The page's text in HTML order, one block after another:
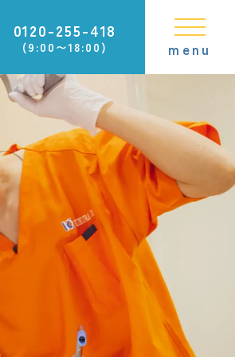
0120-255-418
(9:00〜18:00) menu